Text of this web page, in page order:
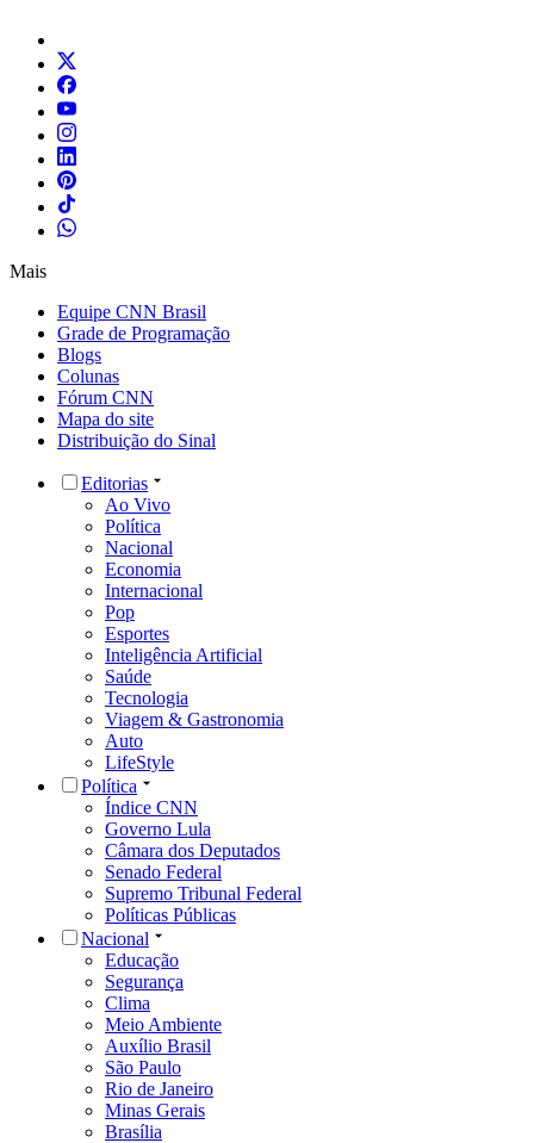
Mais
Equipe CNN Brasil
Grade de Programação
Blogs
Colunas
Fórum CNN
Mapa do site
Distribuição do Sinal
Editorias
Ao Vivo
Política
Nacional
Economia
Internacional
Pop
Esportes
Inteligência Artificial
Saúde
Tecnologia
Viagem & Gastronomia
Auto
LifeStyle
Política
Índice CNN
Governo Lula
Câmara dos Deputados
Senado Federal
Supremo Tribunal Federal
Políticas Públicas
Nacional
Educação
Segurança
Clima
Meio Ambiente
Auxílio Brasil
São Paulo
Rio de Janeiro
Minas Gerais
Brasília